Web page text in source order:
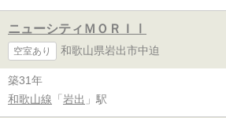
ニューシティＭＯＲＩⅠ
空室あり 和歌山県岩出市中迫
築31年
和歌山線 「 岩出 」駅